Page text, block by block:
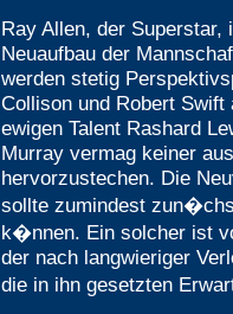
Ray Allen, der
Neuaufbau der
werden stetig
Collison und Robert Swift
ewigen Talent Rashard
Murray vermag keiner
hervorzustechen. Die
sollte zumindest
k�nnen. Ein solcher ist
der nach langwieriger
die in ihn gesetzten